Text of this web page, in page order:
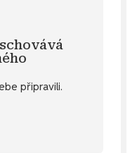
připravili.
další
v jemné